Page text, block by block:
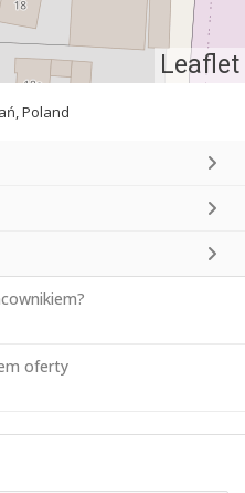
Leaflet
Poland
oferty